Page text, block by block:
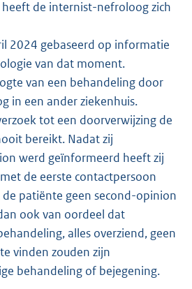
de internist-nefroloog zich
2024 gebaseerd op informatie
van dat moment.
van een behandeling door
in een ander ziekenhuis.
tot een doorverwijzing de
bereikt. Nadat zij
werd geïnformeerd heeft zij
de eerste contactpersoon
patiënte geen second-opinion
ook van oordeel dat
alles overziend, geen
vinden zouden zijn
behandeling of bejegening.